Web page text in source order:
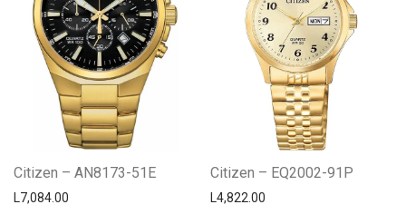
Citizen – AN8173-51E
L7,084.00
Citizen – EQ2002-91P
L4,822.00